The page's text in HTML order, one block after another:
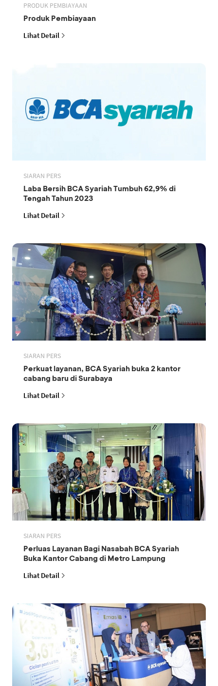
PRODUK PEMBIAYAAN
Produk Pembiayaan
Lihat Detail
SIARAN PERS
Laba Bersih BCA Syariah Tumbuh 62,9% di
Tengah Tahun 2023
Lihat Detail
SIARAN PERS
Perkuat layanan, BCA Syariah buka 2 kantor
cabang baru di Surabaya
Lihat Detail
SIARAN PERS
Perluas Layanan Bagi Nasabah BCA Syariah
Buka Kantor Cabang di Metro Lampung
Lihat Detail